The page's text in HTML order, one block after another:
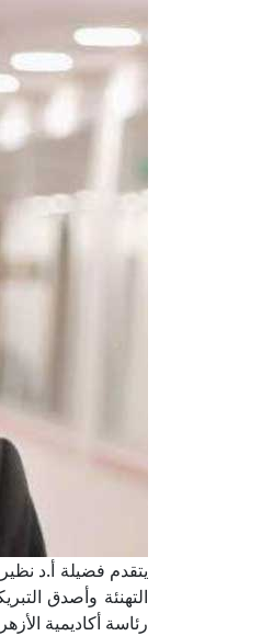
يتقدم فضيلة أ.د
التهنئة وأصدق
رئاسة أكاديمية